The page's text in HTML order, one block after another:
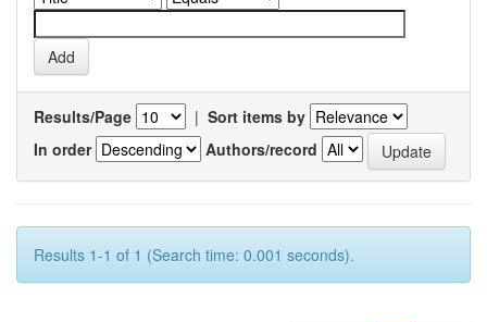
Results/Page | Sort items by
In order
Authors/record
Results 1-1 of 1 (Search time: 0.001 seconds).